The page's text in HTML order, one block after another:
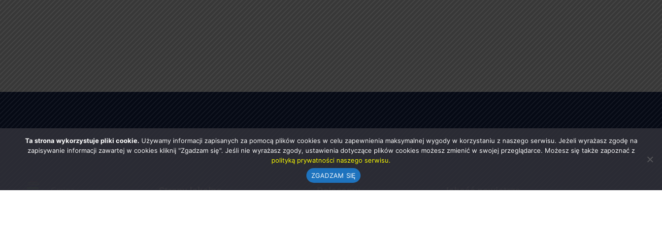
Strony lokalne Polecamy Jakość powietrza
Ta strona wykorzystuje pliki cookie. Używamy informacji zapisanych za pomocą plików cookies w celu zapewnienia maksymalnej wygody w korzystaniu z naszego serwisu. Jeżeli wyrażasz zgodę na
zapisywanie informacji zawartej w cookies kliknij "Zgadzam się". Jeśli nie wyrażasz zgody, ustawienia dotyczące plików cookies możesz zmienić w swojej przeglądarce. Możesz się także zapoznać z
polityką prywatności naszego serwisu.
ZGADZAM SIĘ